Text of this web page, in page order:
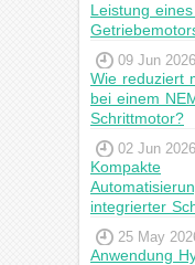
Leistung
09 Jun
Wie reduziert
bei einem
Schrittmotor?
02 Jun
Kompakte
integrierter
25 May
Anwendung